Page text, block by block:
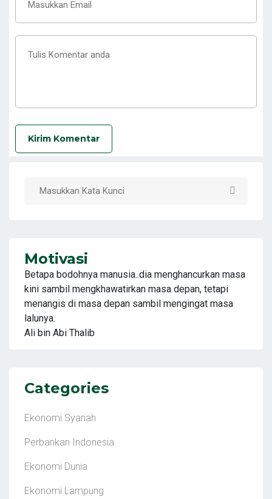
Kirim Komentar
Motivasi
Betapa bodohnya manusia..dia menghancurkan masa
kini sambil mengkhawatirkan masa depan, tetapi
menangis di masa depan sambil mengingat masa
lalunya.
Ali bin Abi Thalib
Categories
Ekonomi Syariah
Perbankan Indonesia
Ekonomi Dunia
Ekonomi Lampung